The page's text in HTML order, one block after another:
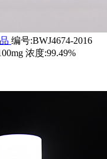
编号:BWJ4674-2016
浓度:99.49%